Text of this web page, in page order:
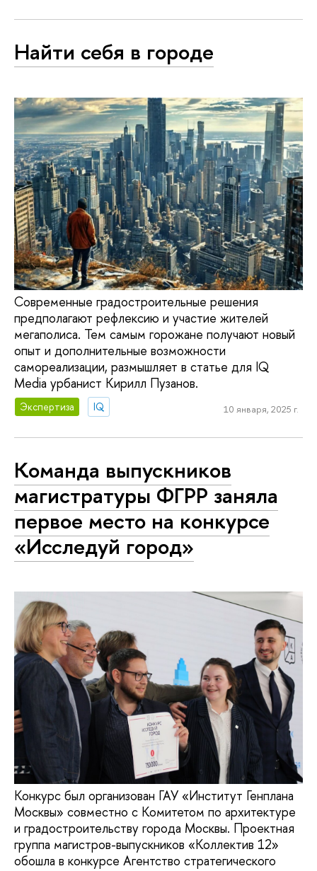
Найти себя в городе
Современные градостроительные решения
предполагают рефлексию и участие жителей
мегаполиса. Тем самым горожане получают новый
опыт и дополнительные возможности
самореализации, размышляет в статье для IQ
Media урбанист Кирилл Пузанов.
Экспертиза IQ 10 января, 2025 г.
Команда выпускников
магистратуры ФГРР заняла
первое место на конкурсе
«Исследуй город»
Конкурс был организован ГАУ «Институт Генплана
Москвы» совместно с Комитетом по архитектуре
и градостроительству города Москвы. Проектная
группа магистров-выпускников «Коллектив 12»
обошла в конкурсе Агентство стратегического